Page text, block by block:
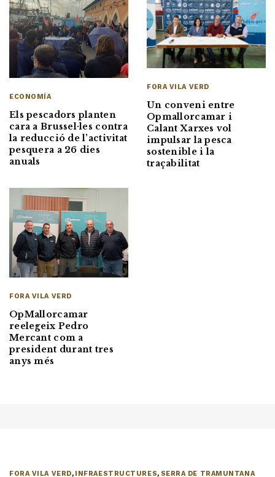
ECONOMÍA
Els pescadors planten
cara a Brussel·les contra
la reducció de l’activitat
pesquera a 26 dies
anuals
FORA VILA VERD
Un conveni entre
Opmallorcamar i
Calant Xarxes vol
impulsar la pesca
sostenible i la
traçabilitat
FORA VILA VERD
OpMallorcamar
reelegeix Pedro
Mercant com a
president durant tres
anys més
FORA VILA VERD, INFRAESTRUCTURES, SERRA DE TRAMUNTANA